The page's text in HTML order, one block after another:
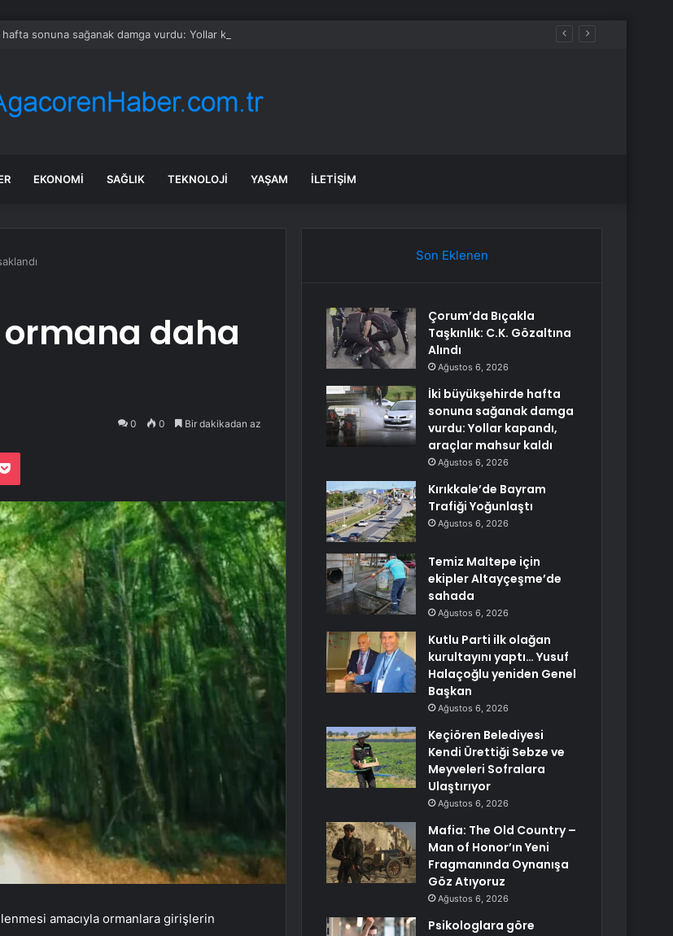
sonuna sağanak damga vurdu: Yollar kapandı, araçlar mahsur kaldı
EKONOMI SAĞLIK TEKNOLOJI YAŞAM İLETIŞIM
daha
0 0 Bir dakikadan az
Pocket
amacıyla ormanlara girişlerin
Son Eklenen
Çorum’da Bıçakla
Taşkınlık: C.K. Gözaltına
Alındı
Ağustos 6, 2026
İki büyükşehirde hafta
sonuna sağanak damga
vurdu: Yollar kapandı,
araçlar mahsur kaldı
Ağustos 6, 2026
Kırıkkale’de Bayram
Trafiği Yoğunlaştı
Ağustos 6, 2026
Temiz Maltepe için
ekipler Altayçeşme’de
sahada
Ağustos 6, 2026
Kutlu Parti ilk olağan
kurultayını yaptı… Yusuf
Halaçoğlu yeniden Genel
Başkan
Ağustos 6, 2026
Keçiören Belediyesi
Kendi Ürettiği Sebze ve
Meyveleri Sofralara
Ulaştırıyor
Ağustos 6, 2026
Mafia: The Old Country –
Man of Honor’ın Yeni
Fragmanında Oynanışa
Göz Atıyoruz
Ağustos 6, 2026
Psikologlara göre